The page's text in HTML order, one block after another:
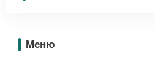
Меню